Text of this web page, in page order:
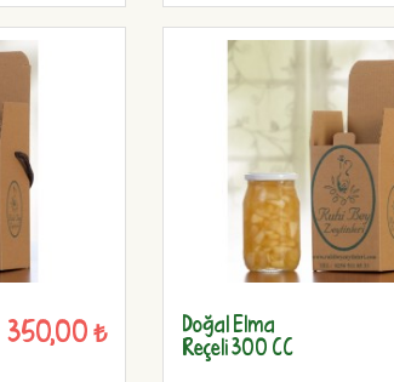
350,00 ₺ Doğal Elma
Reçeli 300 CC